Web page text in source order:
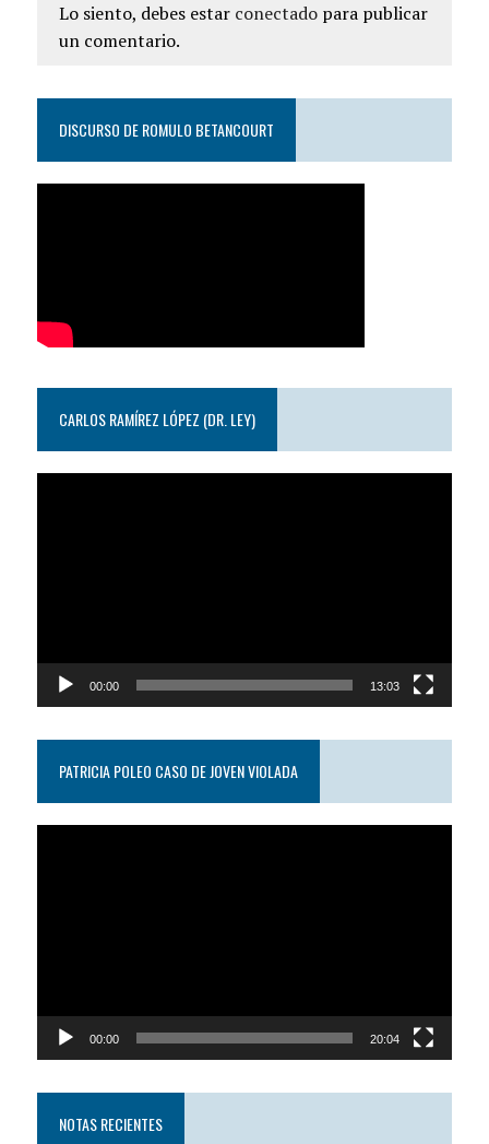
Lo siento, debes estar conectadopara publicar
un comentario.
DISCURSO DE ROMULO BETANCOURT
CARLOS RAMÍREZ LÓPEZ (DR. LEY)
00:00 13:03
PATRICIA POLEO CASO DE JOVEN VIOLADA
00:00 20:04
NOTAS RECIENTES